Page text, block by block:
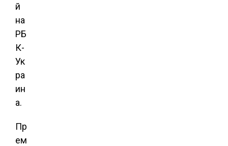
й
на
РБ
К-
Ук
ра
ин
а.
Пр
ем